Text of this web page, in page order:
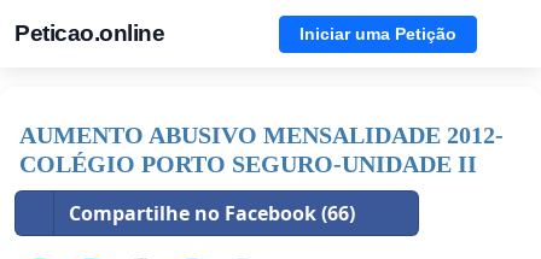
Peticao.online Iniciar uma Petição
AUMENTO ABUSIVO MENSALIDADE 2012-
COLÉGIO PORTO SEGURO-UNIDADE II
Compartilhe no Facebook (66)